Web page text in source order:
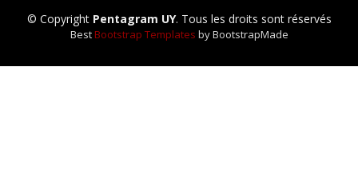
© Copyright Pentagram UY. Tous les droits sont réservés
Best Bootstrap Templates by BootstrapMade